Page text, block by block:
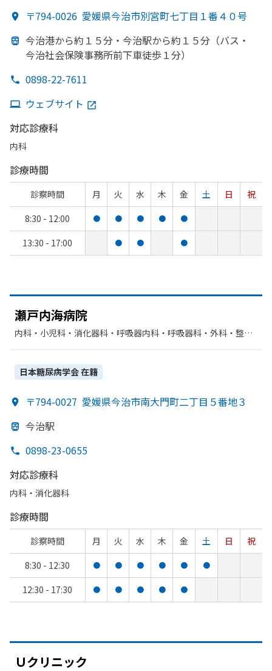
〒794-0026 愛媛県今治市別宮町七丁目１番４０号
今治港から約１５分・ 今治駅から約１５分 （バス・
今治社会保険事務所前下車徒歩１分）
0898-22-7611
ウェブサイト
対応診療科
内科
診療時間
診察時間 月 火 水 木 金 土 日
祝
8:30 - 12:00
● ● ● ● ●
13:30 - 17:00 ● ● ●
瀬戸内海病院
内科・​小児科・​消化器科・​呼吸器内科・​呼吸器科・​外科・​整形
日本糖尿病学会在籍
〒794-0027 愛媛県今治市南大門町二丁目５番地３
今治駅
0898-23-0655
対応診療科
内科・​消化器科
診療時間
診察時間 月 火 水 木 金 土 日
祝
8:30 - 12:30
● ● ● ● ● ●
12:30 - 17:30 ● ● ● ● ●
Ｕクリニック